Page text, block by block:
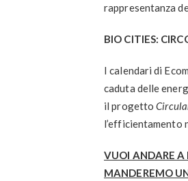
rappresentanza
BIO CITIES:
I calendari di
caduta delle
il progetto
l’efficientamento
VUOI ANDARE A
MANDEREMO